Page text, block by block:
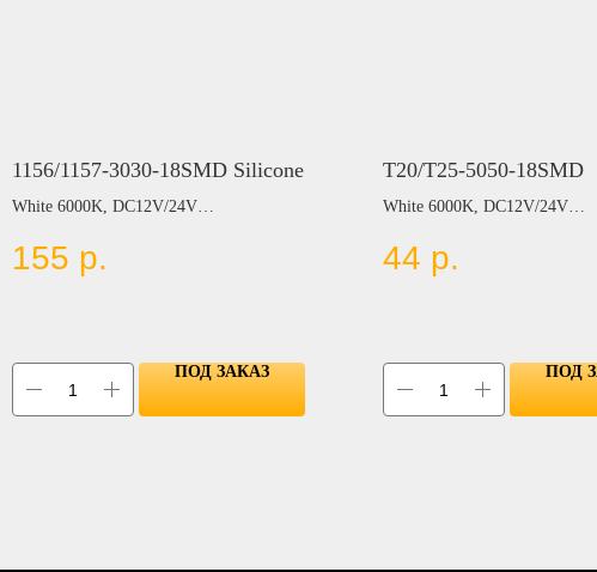
1156/1157-3030-18SMD Silicone
White 6000K, DC12V/24V
BLUE
155 р.
ПОД ЗАКАЗ
T20/T25-5050-18SMD
White 6000K, DC12V/24V
Цвет:
44 р.
ПОД